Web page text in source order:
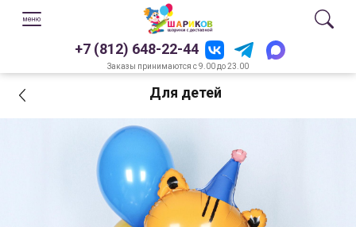
+7 (812) 648-22-44
Заказы принимаются с 9.00 до 23.00
Для детей